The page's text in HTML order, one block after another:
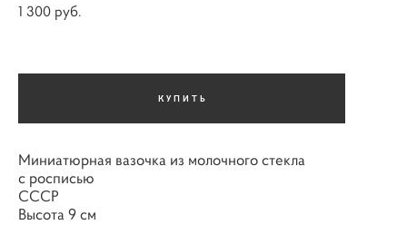
1 300 pуб.
КУПИТЬ
Миниатюрная вазочка из молочного стекла
с росписью
СССР
Высота 9 см